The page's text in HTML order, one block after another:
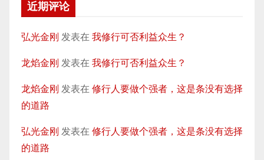
近期评论
弘光金刚 发表在 我修行可否利益众生？
龙焰金刚 发表在 我修行可否利益众生？
龙焰金刚 发表在 修行人要做个强者，这是条没有选择
的道路
弘光金刚 发表在 修行人要做个强者，这是条没有选择
的道路